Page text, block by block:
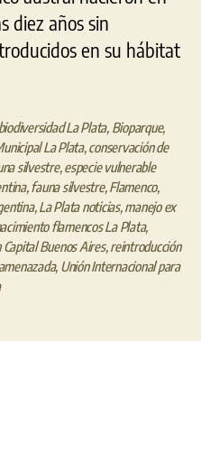
diez años sin
en su hábitat
biodiversidad La Plata, Bioparque,
La Plata,conservación de
silvestre,especie vulnerable
,fauna silvestre,Flamenco,
,La Plata noticias,manejo ex
flamencos La Plata,
Capital Buenos Aires,reintroducción
, Unión Internacional para